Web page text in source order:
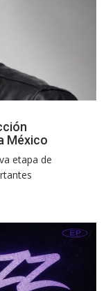
México
etapa de